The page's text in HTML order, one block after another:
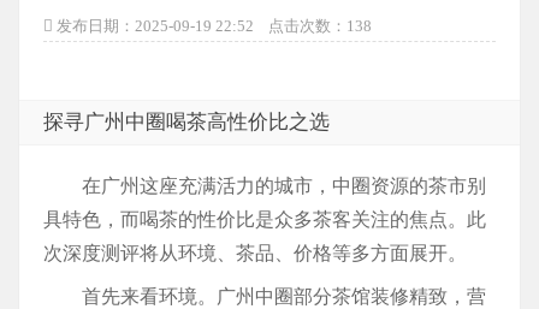
发布日期：2025-09-19 22:52 点击次数：138
探寻广州中圈喝茶高性价比之选
在广州这座充满活力的城市，中圈资源的茶市别
具特色，而喝茶的性价比是众多茶客关注的焦点。此
次深度测评将从环境、茶品、价格等多方面展开。
首先来看环境。广州中圈部分茶馆装修精致，营